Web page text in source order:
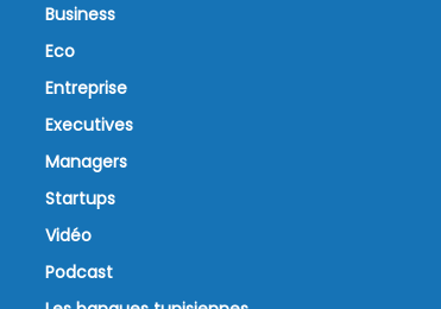
Business
Eco
Entreprise
Executives
Managers
Startups
Vidéo
Podcast